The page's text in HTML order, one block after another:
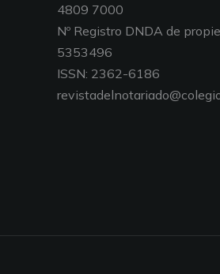
4809 7000
Nº Registro DNDA de
5353496
ISSN: 2362-6186